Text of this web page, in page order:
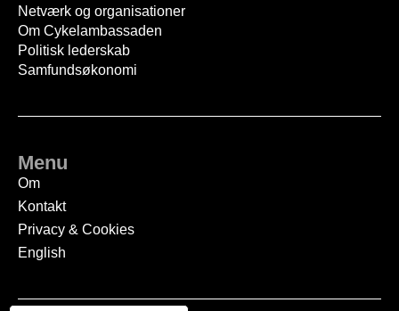
Netværk og organisationer
Om Cykelambassaden
Politisk lederskab
Samfundsøkonomi
Menu
Om
Kontakt
Privacy & Cookies
English